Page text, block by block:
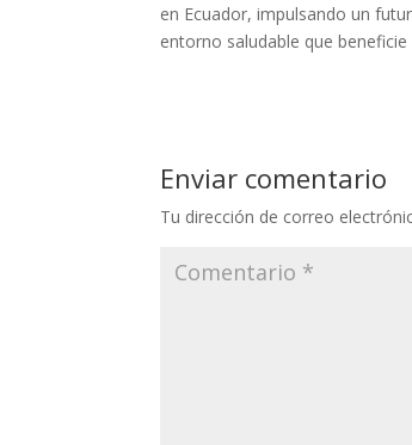
en Ecuador, impulsando un
entorno saludable que
Enviar comentario
Tu dirección de correo